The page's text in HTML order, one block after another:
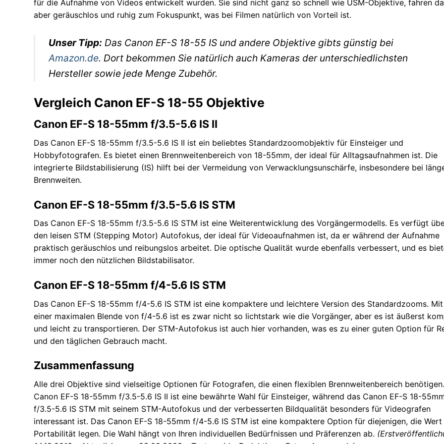
für die Aufnahme von Videos entwickelt wurden. Sie sind nicht ganz so schnell wie USM-Objektive, fahren
aber geräuschlos und ruhig zum Fokuspunkt, was bei Filmen natürlich von Vorteil ist.
Unser Tipp: Das Canon EF-S 18-55 IS und andere Objektive gibts günstig bei
Amazon.de. Dort bekommen Sie natürlich auch Kameras der unterschiedlichsten
Hersteller sowie jede Menge Zubehör.
Vergleich Canon EF-S 18-55 Objektive
Canon EF-S 18-55mm f/3.5-5.6 IS II
Das Canon EF-S 18-55mm f/3.5-5.6 IS II ist ein beliebtes Standardzoomobjektiv für Einsteiger und
Hobbyfotografen. Es bietet einen Brennweitenbereich von 18-55mm, der ideal für Alltagsaufnahmen ist. Die
integrierte Bildstabilisierung (IS) hilft bei der Vermeidung von Verwacklungsunschärfe, insbesondere bei
Brennweiten.
Canon EF-S 18-55mm f/3.5-5.6 IS STM
Das Canon EF-S 18-55mm f/3.5-5.6 IS STM ist eine Weiterentwicklung des Vorgängermodells. Es verfügt
den leisen STM (Stepping Motor) Autofokus, der ideal für Videoaufnahmen ist, da er während der Aufnahme
praktisch geräuschlos und reibungslos arbeitet. Die optische Qualität wurde ebenfalls verbessert, und es
immer noch den nützlichen Bildstabilisator.
Canon EF-S 18-55mm f/4-5.6 IS STM
Das Canon EF-S 18-55mm f/4-5.6 IS STM ist eine kompaktere und leichtere Version des Standardzooms. Mit
einer maximalen Blende von f/4-5.6 ist es zwar nicht so lichtstark wie die Vorgänger, aber es ist äußerst
und leicht zu transportieren. Der STM-Autofokus ist auch hier vorhanden, was es zu einer guten Option für
und den täglichen Gebrauch macht.
Zusammenfassung
Alle drei Objektive sind vielseitige Optionen für Fotografen, die einen flexiblen Brennweitenbereich
Canon EF-S 18-55mm f/3.5-5.6 IS II ist eine bewährte Wahl für Einsteiger, während das Canon EF-S 18-
f/3.5-5.6 IS STM mit seinem STM-Autofokus und der verbesserten Bildqualität besonders für Videografen
interessant ist. Das Canon EF-S 18-55mm f/4-5.6 IS STM ist eine kompaktere Option für diejenigen, die
Portabilität legen. Die Wahl hängt von Ihren individuellen Bedürfnissen und Präferenzen ab.